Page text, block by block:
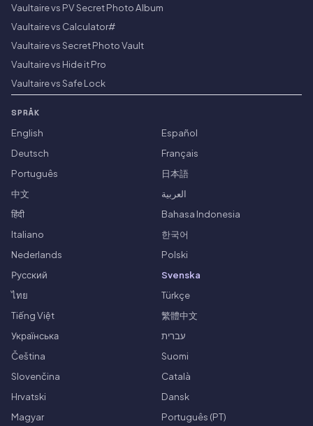
Vaultaire vs PV Secret Photo Album
Vaultaire vs Calculator#
Vaultaire vs Secret Photo Vault
Vaultaire vs Hide it Pro
Vaultaire vs Safe Lock
SPRÅK
English
Español
Deutsch
Français
Português
日本語
中文
العربية
हिंदी
Bahasa Indonesia
Italiano
한국어
Nederlands
Polski
Русский
Svenska
ไทย
Türkçe
Tiếng Việt
繁體中文
Українська
עברית
Čeština
Suomi
Slovenčina
Català
Hrvatski
Dansk
Magyar
Português (PT)